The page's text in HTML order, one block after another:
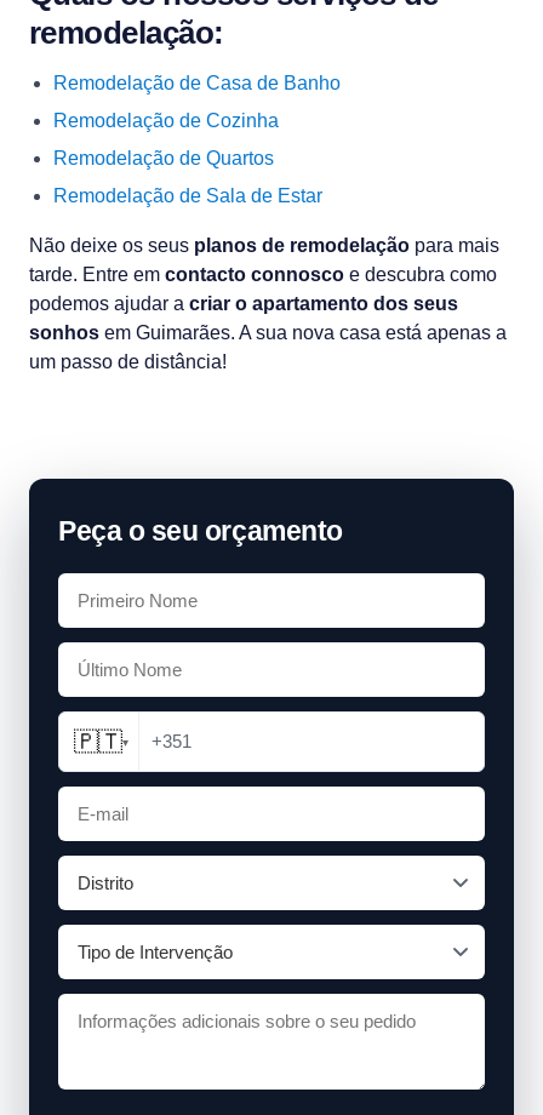
remodelação:
Remodelação de Casa de Banho
Remodelação de Cozinha
Remodelação de Quartos
Remodelação de Sala de Estar
Não deixe os seus planos de remodelação para mais
tarde. Entre em contacto connosco e descubra como
podemos ajudar a criar o apartamento dos seus
sonhos em Guimarães. A sua nova casa está apenas a
um passo de distância!
Peça o seu orçamento
🇵🇹▾ +351